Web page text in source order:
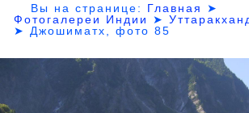
Вы на странице: Главная
➤
Фотогалереи Индии
➤
➤ Джошиматх, фото 85